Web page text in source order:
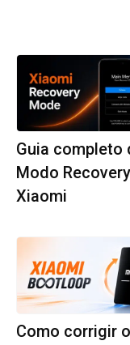
Guia completo
Modo
Xiaomi
Como corrigir o